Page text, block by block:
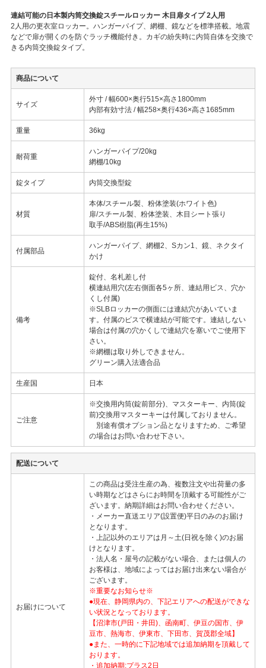
連結可能の日本製内筒交換錠スチールロッカー 木目扉タイプ 2人用
2人用の更衣室ロッカー。ハンガーパイプ、網棚、鏡などを標準搭載。地震
などで扉が開くのを防ぐラッチ機能付き。カギの紛失時に内筒自体を交換で
きる内筒交換錠タイプ。
商品について
サイズ
外寸 / 幅600×奥行515×高さ1800mm
内部有効寸法 / 幅258×奥行436×高さ1685mm
重量 36kg
耐荷重
ハンガーパイプ/20kg
網棚/10kg
錠タイプ 内筒交換型錠
材質
本体/スチール製、粉体塗装(ホワイト色)
扉/スチール製、粉体塗装、木目シート張り
取手/ABS樹脂(再生15%)
付属部品
ハンガーパイプ、網棚2、Sカン1、鏡、ネクタイ
かけ
備考
錠付、名札差し付
横連結用穴(左右側面各5ヶ所、連結用ビス、穴か
くし付属)
※SLBロッカーの側面には連結穴があいていま
す。付属のビスで横連結が可能です。連結しない
場合は付属の穴かくしで連結穴を塞いでご使用下
さい。
※網棚は取り外しできません。
グリーン購入法適合品
生産国 日本
ご注意
※交換用内筒(錠前部分)、マスターキー、内筒(錠
前)交換用マスターキーは付属しておりません。
別途有償オプション品となりますため、ご希望
の場合はお問い合わせ下さい。
配送について
お届けについて
この商品は受注生産の為、複数注文や出荷量の多
い時期などはさらにお時間を頂戴する可能性がご
ざいます。納期詳細はお問い合わせください。
・メーカー直送エリア(設置便)平日のみのお届け
となります。
・上記以外のエリアは月～土(日祝を除く)のお届
けとなります。
・法人名・屋号の記載がない場合、または個人の
お客様は、地域によってはお届け出来ない場合が
ございます。
※重要なお知らせ※
●現在、静岡県内の、下記エリアへの配送ができな
い状況となっております。
【沼津市(戸田・井田)、函南町、伊豆の国市、伊
豆市、熱海市、伊東市、下田市、賀茂郡全域】
●また、一時的に下記地域では追加納期を頂戴して
おります。
・追加納期:プラス2日